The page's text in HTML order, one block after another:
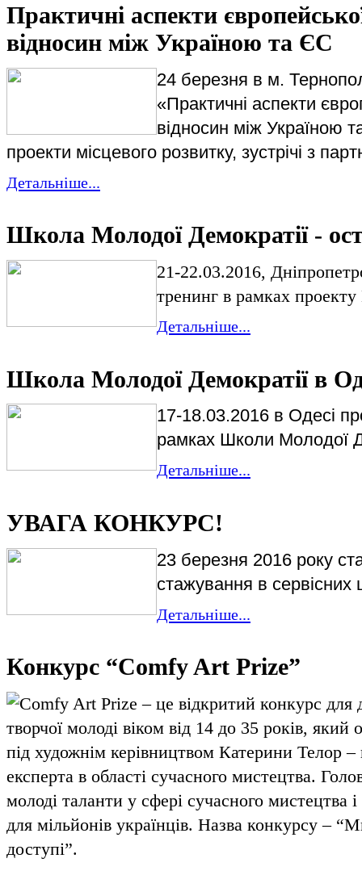
Практичні аспекти
відносин між Україною та ЄС
24 березня в м.
«Практичні аспекти
відносин між Україною
проекти місцевого розвитку, зустрічі з
Детальніше...
Школа Молодої Демократії -
21-22.03.2016,
тренинг в рамках
Детальніше...
Школа Молодої Демократії в
17-18.03.2016 в Одесі
рамках Школи Молодої
Детальніше...
УВАГА КОНКУРС!
23 березня 2016 року
стажування в
Детальніше...
Конкурс “Comfy Art Prize”
Comfy Art Prize – це відкритий конкурс для
творчої молоді віком від 14 до 35 років,
під художнім керівництвом Катерини Телор –
експерта в області сучасного мистецтва.
молоді таланти у сфері сучасного мистецтва
для мільйонів українців. Назва конкурсу –
доступі”.